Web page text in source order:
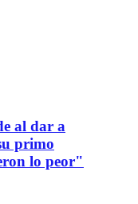
al dar a
primo
lo peor"